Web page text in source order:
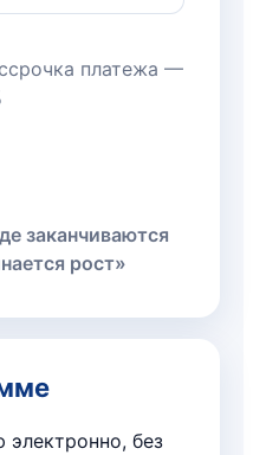
платежа —
заканчиваются
рост»
без